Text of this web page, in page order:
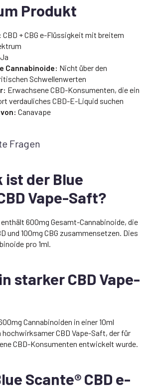
Produkt
CBD + CBG e-Flüssigkeit mit breitem
Ja
Cannabinoide: Nicht über den
Schwellenwerten
Erwachsene CBD-Konsumenten, die ein
verdauliches CBD-E-Liquid suchen
Canavape
Fragen
ist der Blue
Vape-Saft?
600mg Gesamt-Cannabinoide, die
und 100mg CBG zusammensetzen. Dies
pro 1ml.
starker CBD Vape-
Cannabinoiden in einer 10ml
CBD Vape-Saft, der für
CBD-Konsumenten entwickelt wurde.
Scante® CBD e-